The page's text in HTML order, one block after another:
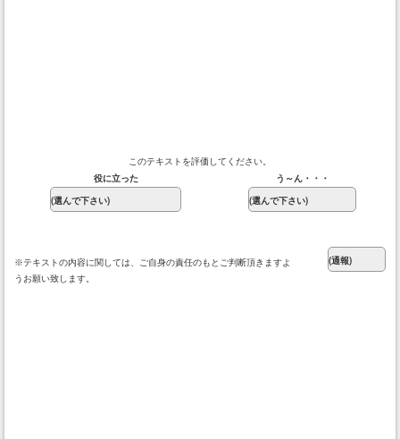
このテキストを評価してください。
役に立った
う～ん・・・
※テキストの内容に関しては、ご自身の責任のもとご判断頂きますよ
うお願い致します。